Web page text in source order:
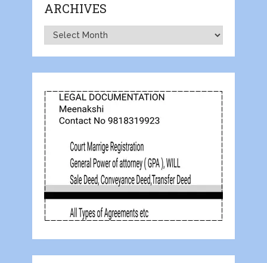
ARCHIVES
Archives